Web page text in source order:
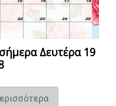
Δευτέρα 19